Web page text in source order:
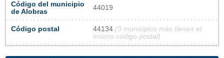
Código del municipio
de Alobras
44019
Código postal 44134 (3 municipios más tienen el
mismo código postal)